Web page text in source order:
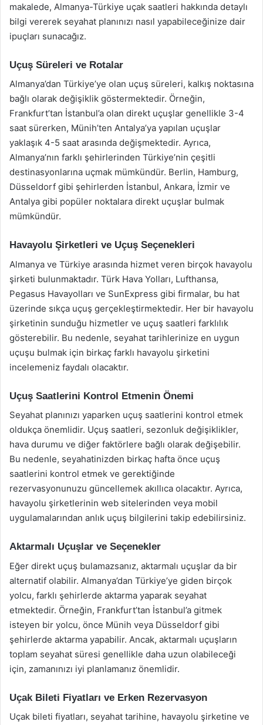
makalede, Almanya-Türkiye uçak saatleri hakkında detaylı
bilgi vererek seyahat planınızı nasıl yapabileceğinize dair
ipuçları sunacağız.
Uçuş Süreleri ve Rotalar
Almanya’dan Türkiye’ye olan uçuş süreleri, kalkış noktasına
bağlı olarak değişiklik göstermektedir. Örneğin,
Frankfurt’tan İstanbul’a olan direkt uçuşlar genellikle 3-4
saat sürerken, Münih’ten Antalya’ya yapılan uçuşlar
yaklaşık 4-5 saat arasında değişmektedir. Ayrıca,
Almanya’nın farklı şehirlerinden Türkiye’nin çeşitli
destinasyonlarına uçmak mümkündür. Berlin, Hamburg,
Düsseldorf gibi şehirlerden İstanbul, Ankara, İzmir ve
Antalya gibi popüler noktalara direkt uçuşlar bulmak
mümkündür.
Havayolu Şirketleri ve Uçuş Seçenekleri
Almanya ve Türkiye arasında hizmet veren birçok havayolu
şirketi bulunmaktadır. Türk Hava Yolları, Lufthansa,
Pegasus Havayolları ve SunExpress gibi firmalar, bu hat
üzerinde sıkça uçuş gerçekleştirmektedir. Her bir havayolu
şirketinin sunduğu hizmetler ve uçuş saatleri farklılık
gösterebilir. Bu nedenle, seyahat tarihlerinize en uygun
uçuşu bulmak için birkaç farklı havayolu şirketini
incelemeniz faydalı olacaktır.
Uçuş Saatlerini Kontrol Etmenin Önemi
Seyahat planınızı yaparken uçuş saatlerini kontrol etmek
oldukça önemlidir. Uçuş saatleri, sezonluk değişiklikler,
hava durumu ve diğer faktörlere bağlı olarak değişebilir.
Bu nedenle, seyahatinizden birkaç hafta önce uçuş
saatlerini kontrol etmek ve gerektiğinde
rezervasyonunuzu güncellemek akıllıca olacaktır. Ayrıca,
havayolu şirketlerinin web sitelerinden veya mobil
uygulamalarından anlık uçuş bilgilerini takip edebilirsiniz.
Aktarmalı Uçuşlar ve Seçenekler
Eğer direkt uçuş bulamazsanız, aktarmalı uçuşlar da bir
alternatif olabilir. Almanya’dan Türkiye’ye giden birçok
yolcu, farklı şehirlerde aktarma yaparak seyahat
etmektedir. Örneğin, Frankfurt’tan İstanbul’a gitmek
isteyen bir yolcu, önce Münih veya Düsseldorf gibi
şehirlerde aktarma yapabilir. Ancak, aktarmalı uçuşların
toplam seyahat süresi genellikle daha uzun olabileceği
için, zamanınızı iyi planlamanız önemlidir.
Uçak Bileti Fiyatları ve Erken Rezervasyon
Uçak bileti fiyatları, seyahat tarihine, havayolu şirketine ve